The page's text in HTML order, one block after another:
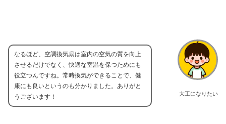
大工になりたい
なるほど、空調換気扇は室内の空気の質を向上
させるだけでなく、快適な室温を保つためにも
役立つんですね。常時換気ができることで、健
康にも良いというのも分かりました。ありがと
うございます！